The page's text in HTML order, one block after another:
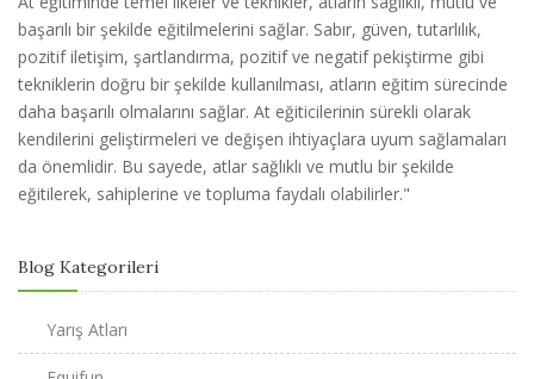
başarılı bir şekilde eğitilmelerini sağlar. Sabır, güven, tutarlılık,
pozitif iletişim, şartlandırma, pozitif ve negatif pekiştirme gibi
tekniklerin doğru bir şekilde kullanılması, atların eğitim sürecinde
daha başarılı olmalarını sağlar. At eğiticilerinin sürekli olarak
kendilerini geliştirmeleri ve değişen ihtiyaçlara uyum sağlamaları
da önemlidir. Bu sayede, atlar sağlıklı ve mutlu bir şekilde
eğitilerek, sahiplerine ve topluma faydalı olabilirler."
Blog Kategorileri
Yarış Atları